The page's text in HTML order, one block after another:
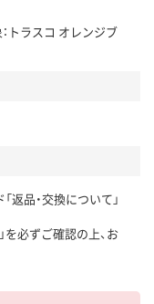
トラスコ オレンジブ
返品・交換について」
」を必ずご確認の上、お